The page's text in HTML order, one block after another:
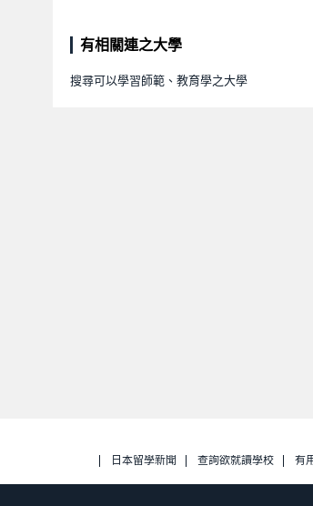
有相關連之大學
搜尋可以學習師範、教育學之大學
日本留學新聞 查詢欲就讀學校 有